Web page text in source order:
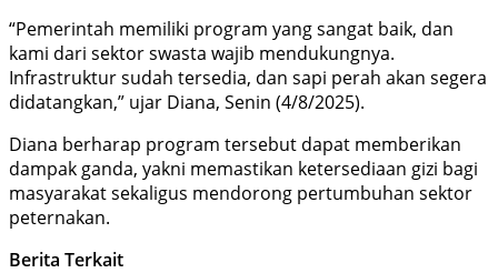
“Pemerintah memiliki program yang sangat baik, dan
kami dari sektor swasta wajib mendukungnya.
Infrastruktur sudah tersedia, dan sapi perah akan segera
didatangkan,” ujar Diana, Senin (4/8/2025).
Diana berharap program tersebut dapat memberikan
dampak ganda, yakni memastikan ketersediaan gizi bagi
masyarakat sekaligus mendorong pertumbuhan sektor
peternakan.
Berita Terkait